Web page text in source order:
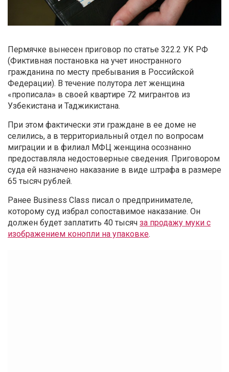
Пермячке вынесен приговор по статье 322.2 УК РФ
(Фиктивная постановка на учет иностранного
гражданина по месту пребывания в Российской
Федерации). В течение полутора лет женщина
«прописала» в своей квартире 72 мигрантов из
Узбекистана и Таджикистана.
При этом фактически эти граждане в ее доме не
селились, а в территориальный отдел по вопросам
миграции и в филиал МФЦ женщина осознанно
предоставляла недостоверные сведения. Приговором
суда ей назначено наказание в виде штрафа в размере
65 тысяч рублей.
Ранее Business Class писал о предпринимателе,
которому суд избрал сопоставимое наказание. Он
должен будет заплатить 40 тысяч за продажу муки с
изображением конопли на упаковке.